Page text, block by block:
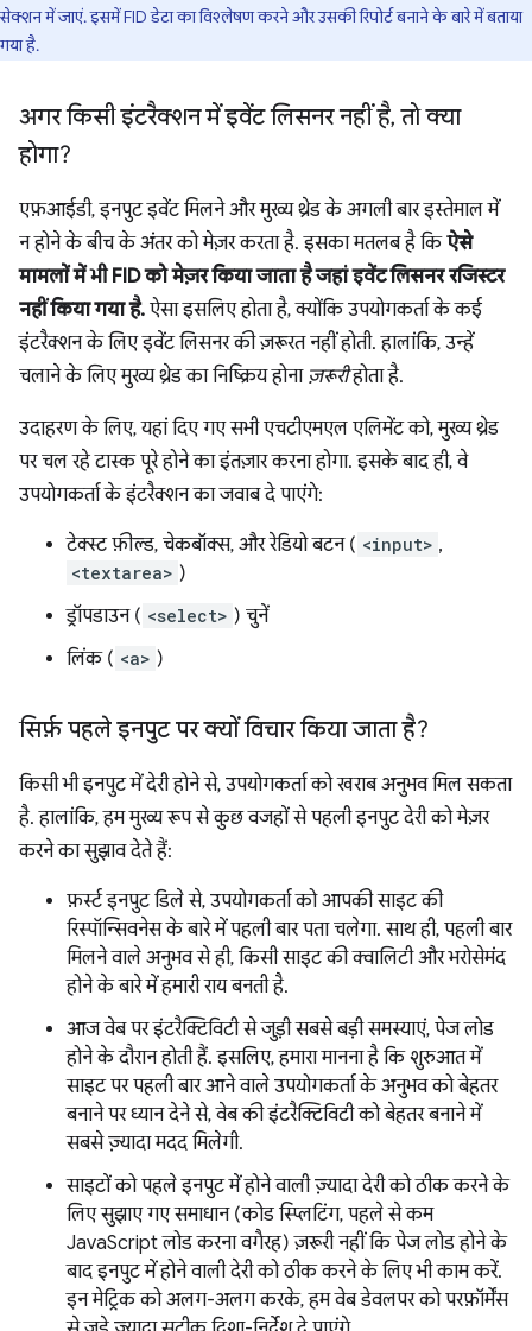
सेक्शन में जाएं. इसमें FID डेटा का विश्लेषण करने और उसकी रिपोर्ट बनाने के बारे में बताया
गया है.
अगर किसी इंटरैक्शन में इवेंट लिसनर नहीं है, तो क्या
होगा?
एफ़आईडी, इनपुट इवेंट मिलने और मुख्य थ्रेड के अगली बार इस्तेमाल में
न होने के बीच के अंतर को मेज़र करता है. इसका मतलब है किऐसे
मामलों में भी FID को मेज़र किया जाता है जहां इवेंट लिसनर रजिस्टर
नहीं किया गया है. ऐसा इसलिए होता है, क्योंकि उपयोगकर्ता के कई
इंटरैक्शन के लिए इवेंट लिसनर की ज़रूरत नहीं होती. हालांकि, उन्हें
चलाने के लिए मुख्य थ्रेड का निष्क्रिय होना ज़रूरीहोता है.
उदाहरण के लिए, यहां दिए गए सभी एचटीएमएल एलिमेंट को, मुख्य थ्रेड
पर चल रहे टास्क पूरे होने का इंतज़ार करना होगा. इसके बाद ही, वे
उपयोगकर्ता के इंटरैक्शन का जवाब दे पाएंगे:
टेक्स्ट फ़ील्ड, चेकबॉक्स, और रेडियो बटन ( <input> ,
<textarea> )
ड्रॉपडाउन ( <select> ) चुनें
लिंक ( <a> )
सिर्फ़ पहले इनपुट पर क्यों विचार किया जाता है?
किसी भी इनपुट में देरी होने से, उपयोगकर्ता को खराब अनुभव मिल सकता
है. हालांकि, हम मुख्य रूप से कुछ वजहों से पहली इनपुट देरी को मेज़र
करने का सुझाव देते हैं:
फ़र्स्ट इनपुट डिले से, उपयोगकर्ता को आपकी साइट की
रिस्पॉन्सिवनेस के बारे में पहली बार पता चलेगा. साथ ही, पहली बार
मिलने वाले अनुभव से ही, किसी साइट की क्वालिटी और भरोसेमंद
होने के बारे में हमारी राय बनती है.
आज वेब पर इंटरैक्टिविटी से जुड़ी सबसे बड़ी समस्याएं, पेज लोड
होने के दौरान होती हैं. इसलिए, हमारा मानना है कि शुरुआत में
साइट पर पहली बार आने वाले उपयोगकर्ता के अनुभव को बेहतर
बनाने पर ध्यान देने से, वेब की इंटरैक्टिविटी को बेहतर बनाने में
सबसे ज़्यादा मदद मिलेगी.
साइटों को पहले इनपुट में होने वाली ज़्यादा देरी को ठीक करने के
लिए सुझाए गए समाधान (कोड स्प्लिटिंग, पहले से कम
JavaScript लोड करना वगैरह) ज़रूरी नहीं कि पेज लोड होने के
बाद इनपुट में होने वाली देरी को ठीक करने के लिए भी काम करें.
इन मेट्रिक को अलग-अलग करके, हम वेब डेवलपर को परफ़ॉर्मेंस